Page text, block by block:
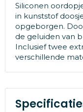
Siliconen
in kunststof
opgeborgen.
de geluiden van
Inclusief twee
verschillende